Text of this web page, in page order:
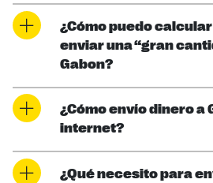
¿Cómo puedo
enviar una “gran
Gabon?
¿Cómo envío dinero a
internet?
¿Qué necesito para